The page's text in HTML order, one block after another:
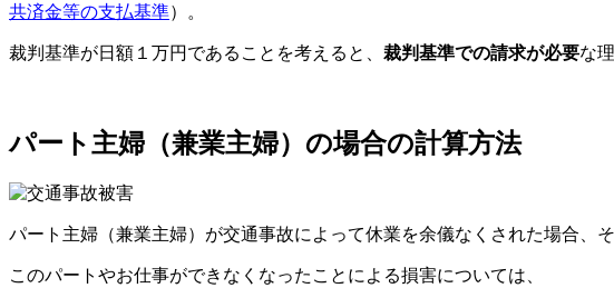
共済金等の支払基準）。
裁判基準が日額１万円であることを考えると、 裁判基準での請求が必要な
パート主婦（兼業主婦）の場合の計算方法
パート主婦（兼業主婦）が交通事故によって休業を余儀なくされた場合、
このパートやお仕事ができなくなったことによる損害については、